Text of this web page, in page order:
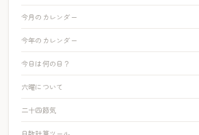
今月のカレンダー
今年のカレンダー
今日は何の日？
六曜について
二十四節気